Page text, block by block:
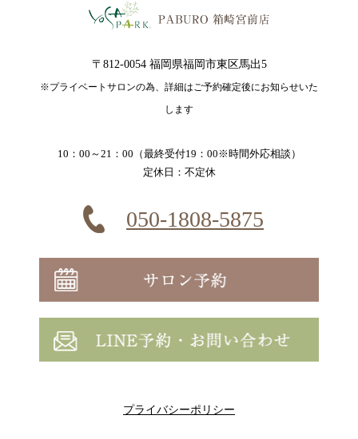
〒812-0054 福岡県福岡市東区馬出5
※プライベートサロンの為、詳細はご予約確定後にお知らせいた
します
10：00～21：00（最終受付19：00※時間外応相談）
定休日：不定休
050-1808-5875
プライバシーポリシー